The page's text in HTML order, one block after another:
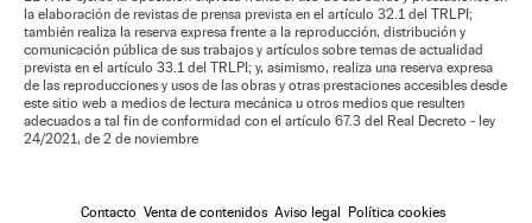
la elaboración de revistas de prensa prevista en el artículo 32.1 del TRLPI;
también realiza la reserva expresa frente a la reproducción, distribución y
comunicación pública de sus trabajos y artículos sobre temas de actualidad
prevista en el artículo 33.1 del TRLPI; y, asimismo, realiza una reserva expresa
de las reproducciones y usos de las obras y otras prestaciones accesibles desde
este sitio web a medios de lectura mecánica u otros medios que resulten
adecuados a tal fin de conformidad con el artículo 67.3 del Real Decreto - ley
24/2021, de 2 de noviembre
Contacto Venta de contenidos Aviso legal Política cookies